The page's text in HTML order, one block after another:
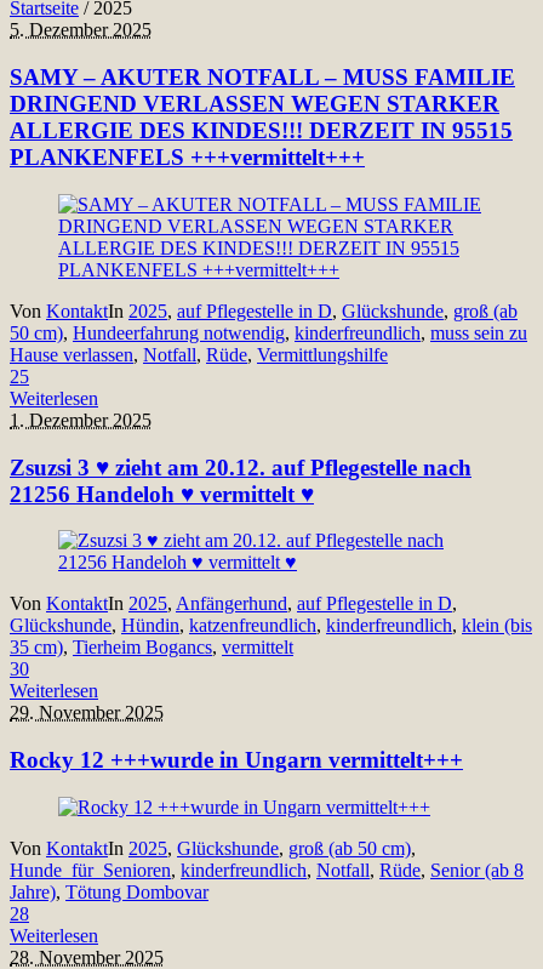
Startseite /2025
5. Dezember 2025
SAMY – AKUTER NOTFALL – MUSS FAMILIE
DRINGEND VERLASSEN WEGEN STARKER
ALLERGIE DES KINDES!!! DERZEIT IN 95515
PLANKENFELS +++vermittelt+++
Von KontaktIn 2025, auf Pflegestelle in D, Glückshunde, groß (ab
50 cm), Hundeerfahrung notwendig, kinderfreundlich, muss sein zu
Hause verlassen, Notfall, Rüde, Vermittlungshilfe
25
Weiterlesen
1. Dezember 2025
Zsuzsi 3 ♥ zieht am 20.12. auf Pflegestelle nach
21256 Handeloh ♥ vermittelt ♥
Von KontaktIn 2025, Anfängerhund, auf Pflegestelle in D,
Glückshunde, Hündin, katzenfreundlich, kinderfreundlich, klein (bis
35 cm), Tierheim Bogancs, vermittelt
30
Weiterlesen
29. November 2025
Rocky 12 +++wurde in Ungarn vermittelt+++
Von KontaktIn 2025, Glückshunde, groß (ab 50 cm),
Hunde_für_Senioren, kinderfreundlich, Notfall, Rüde, Senior (ab 8
Jahre), Tötung Dombovar
28
Weiterlesen
28. November 2025